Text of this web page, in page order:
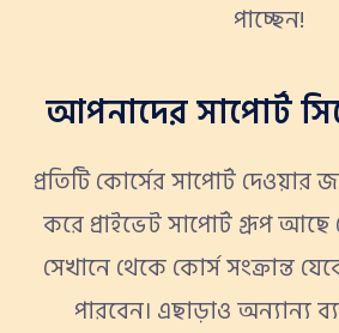
পাচ্ছেন!
আপনাদের সাপোর্ট
প্রতিটি কোর্সের সাপোর্ট দেওয়ার
করে প্রাইভেট সাপোর্ট গ্রূপ
সেখানে থেকে কোর্স সংক্রান্ত
পারবেন। এছাড়াও অন্যান্য